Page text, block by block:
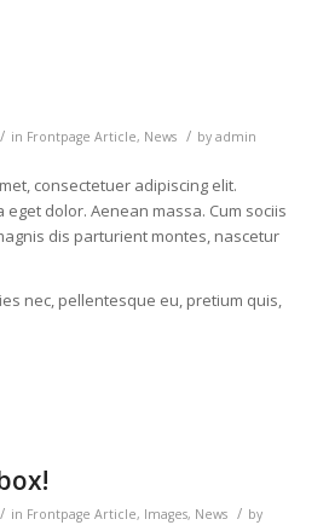
/ in Frontpage Article, News / by admin
consectetuer adipiscing elit.
dolor. Aenean massa. Cum sociis
dis parturient montes, nascetur
nec, pellentesque eu, pretium quis,
/ in Frontpage Article, Images, News / by